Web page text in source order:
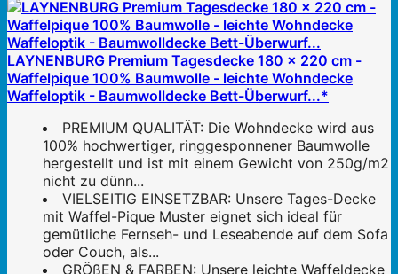
LAYNENBURG Premium Tagesdecke 180 x 220 cm -
Waffelpique 100% Baumwolle - leichte Wohndecke
Waffeloptik - Baumwolldecke Bett-Überwurf...*
PREMIUM QUALITÄT: Die Wohndecke wird aus
100% hochwertiger, ringgesponnener Baumwolle
hergestellt und ist mit einem Gewicht von 250g/m2
nicht zu dünn...
VIELSEITIG EINSETZBAR: Unsere Tages-Decke
mit Waffel-Pique Muster eignet sich ideal für
gemütliche Fernseh- und Leseabende auf dem Sofa
oder Couch, als...
GRÖßEN & FARBEN: Unsere leichte Waffeldecke